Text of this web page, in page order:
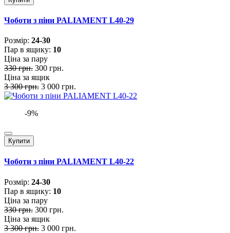
Чоботи з піни PALIAMENT L40-29
Розмiр: 24-30
Пар в ящику: 10
Ціна за пару
330 грн. 300 грн.
Ціна за ящик
3 300 грн. 3 000 грн.
-9%
Купити
Чоботи з піни PALIAMENT L40-22
Розмiр: 24-30
Пар в ящику: 10
Ціна за пару
330 грн. 300 грн.
Ціна за ящик
3 300 грн. 3 000 грн.